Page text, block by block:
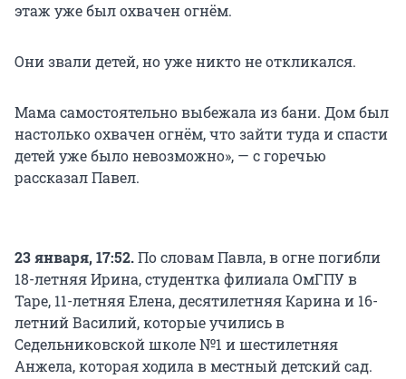
этаж уже был охвачен огнём.
Они звали детей, но уже никто не откликался.
Мама самостоятельно выбежала из бани. Дом был
настолько охвачен огнём, что зайти туда и спасти
детей уже было невозможно», — с горечью
рассказал Павел.
23 января, 17:52.По словам Павла, в огне погибли
18-летняя Ирина, студентка филиала ОмГПУ в
Таре, 11-летняя Елена, десятилетняя Карина и 16-
летний Василий, которые учились в
Седельниковской школе №1 и шестилетняя
Анжела, которая ходила в местный детский сад.